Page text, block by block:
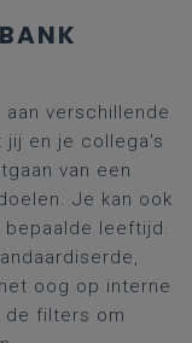
verschillende
jij en je collega's
van een
Je kan ook
bepaalde leeftijd.
oog op interne
de filters om